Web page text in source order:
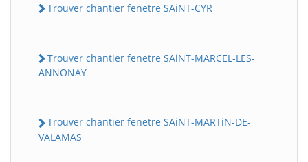
Trouver chantier fenetre SAiNT-CYR
Trouver chantier fenetre SAiNT-MARCEL-LES-
ANNONAY
Trouver chantier fenetre SAiNT-MARTiN-DE-
VALAMAS